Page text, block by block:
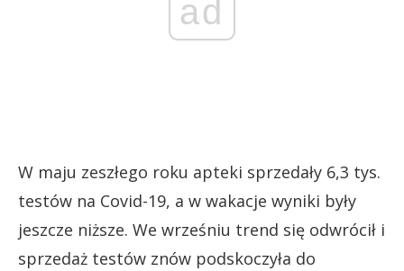
ad
W maju zeszłego roku apteki sprzedały 6,3 tys.
testów na Covid-19, a w wakacje wyniki były
jeszcze niższe. We wrześniu trend się odwrócił i
sprzedaż testów znów podskoczyła do